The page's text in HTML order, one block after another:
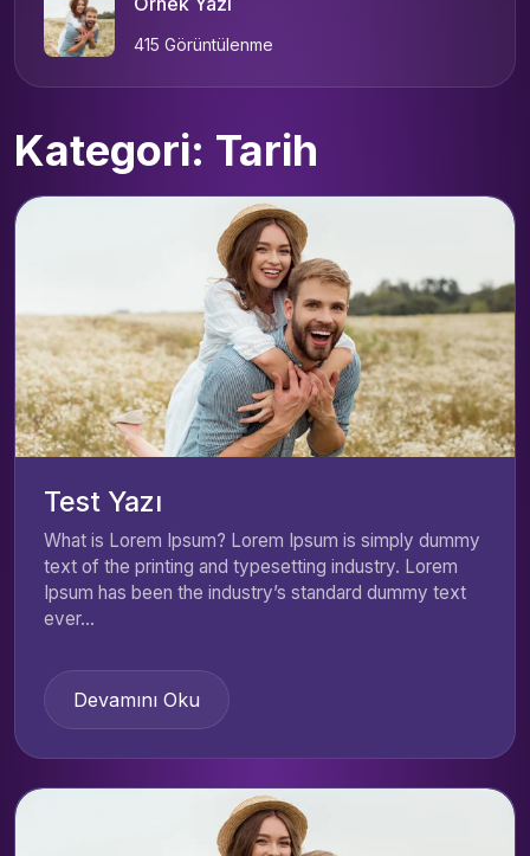
415 Görüntülenme
Kategori: Tarih
Test Yazı
What is Lorem Ipsum? Lorem Ipsum is simply dummy
text of the printing and typesetting industry. Lorem
Ipsum has been the industry’s standard dummy text
ever...
Devamını Oku